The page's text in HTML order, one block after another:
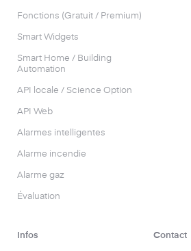
Fonctions (Gratuit / Premium)
Smart Widgets
Smart Home / Building
Automation
API locale / Science Option
API Web
Alarmes intelligentes
Alarme incendie
Alarme gaz
Évaluation
Infos Contact